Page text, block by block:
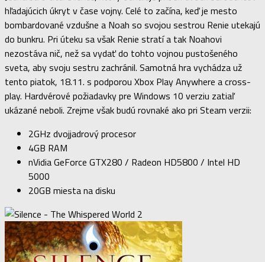
hľadajúcich úkryt v čase vojny. Celé to začína, keď je mesto
bombardované vzdušne a Noah so svojou sestrou Renie utekajú
do bunkru. Pri úteku sa však Renie stratí a tak Noahovi
nezostáva nič, než sa vydať do tohto vojnou pustošeného
sveta, aby svoju sestru zachránil. Samotná hra vychádza už
tento piatok, 18.11. s podporou Xbox Play Anywhere a cross-
play. Hardvérové požiadavky pre Windows 10 verziu zatiaľ
ukázané neboli. Zrejme však budú rovnaké ako pri Steam verzii:
2GHz dvojjadrový procesor
4GB RAM
nVidia GeForce GTX280 / Radeon HD5800 / Intel HD
5000
20GB miesta na disku